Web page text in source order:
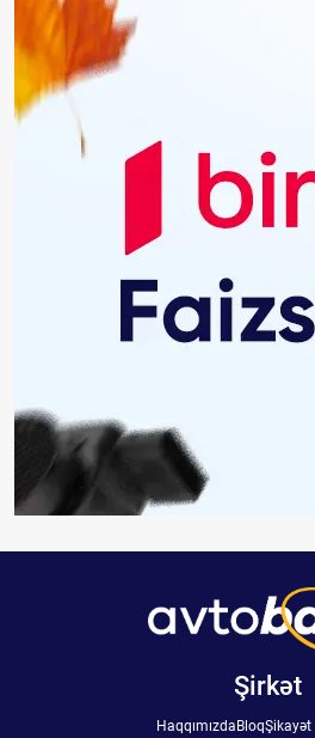
Şirkət
HaqqımızdaBloqŞikayət